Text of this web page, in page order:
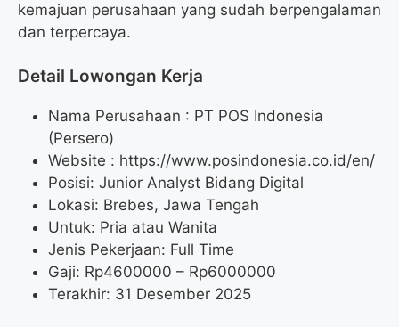
kemajuan perusahaan yang sudah berpengalaman
dan terpercaya.
Detail Lowongan Kerja
Nama Perusahaan : PT POS Indonesia
(Persero)
Website : https://www.posindonesia.co.id/en/
Posisi: Junior Analyst Bidang Digital
Lokasi: Brebes, Jawa Tengah
Untuk: Pria atau Wanita
Jenis Pekerjaan: Full Time
Gaji: Rp4600000 – Rp6000000
Terakhir: 31 Desember 2025